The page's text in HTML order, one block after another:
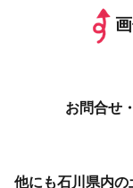
お問合せ
他にも石川県内の